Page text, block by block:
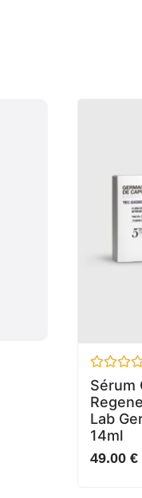
Avaliação
0
de
5
Sérum
Lab
14ml
49.00 €